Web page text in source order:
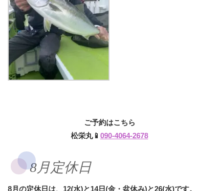
ご予約はこちら
松栄丸📱 090-4064-2678
8月定休日
8月の定休日は、12(水)と14日(金・盆休み)と26(水)です。